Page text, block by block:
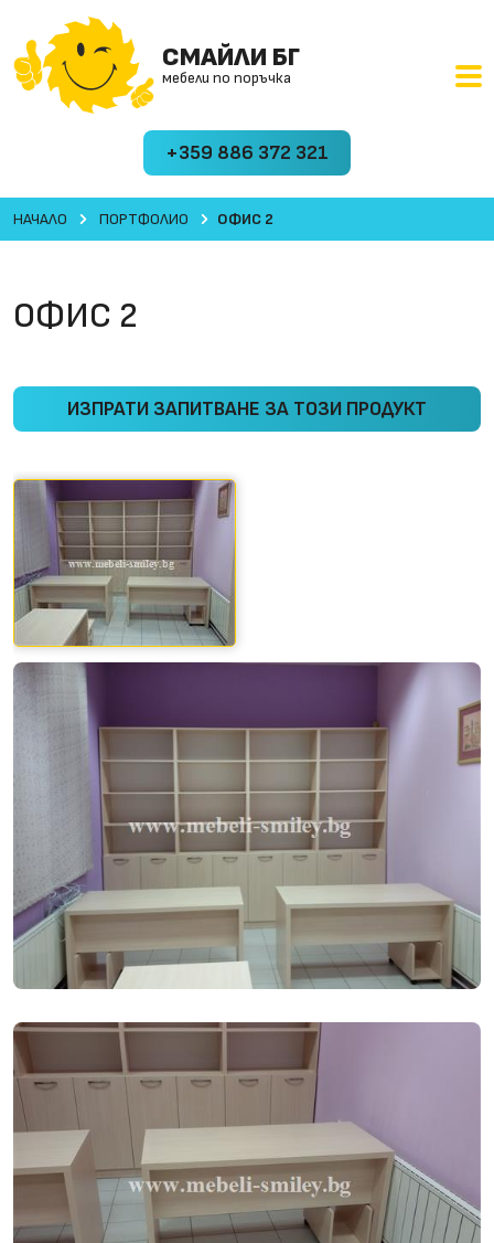
СМАЙЛИ БГ
мебели по поръчка
+359 886 372 321
НАЧАЛО ПОРТФОЛИО ОФИС 2
ОФИС 2
ИЗПРАТИ ЗАПИТВАНЕ ЗА ТОЗИ ПРОДУКТ